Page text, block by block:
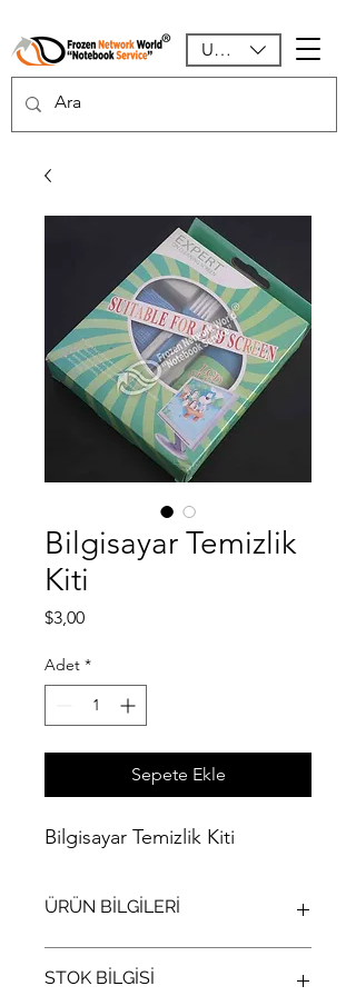
USD ($)
Bilgisayar Temizlik
Kiti
$3,00Fiyat
Adet *
Sepete Ekle
Bilgisayar Temizlik Kiti
ÜRÜN BİLGİLERİ
STOK BİLGİSİ